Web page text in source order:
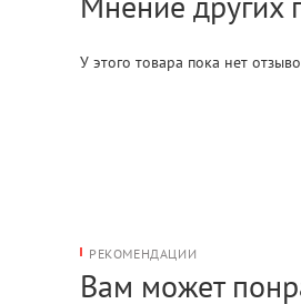
У этого товара пока нет
РЕКОМЕНДАЦИИ
Вам может